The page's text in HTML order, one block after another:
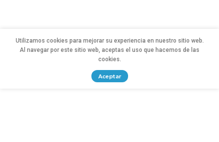
Utilizamos cookies para mejorar su experiencia en nuestro sitio web.
Al navegar por este sitio web, aceptas el uso que hacemos de las
cookies.
Aceptar